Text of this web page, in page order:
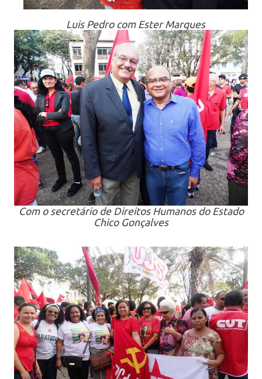
Luis Pedro com Ester Marques
Com o secretário de Direitos Humanos do Estado
Chico Gonçalves